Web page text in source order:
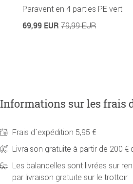
Paravent en 4 parties PE vert
69,99 EUR 79,99 EUR
Informations sur les frais
Frais d´expédition 5,95 €
Livraison gratuite à partir de 200 €
Les balancelles sont livrées sur
par livraison gratuite sur le trottoir